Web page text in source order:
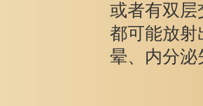
或者有双层
都可能放射
晕、内分泌